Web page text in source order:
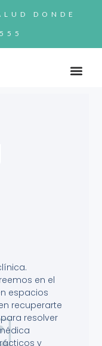
DONDE
en el
espacios
recuperarte
resolver
y